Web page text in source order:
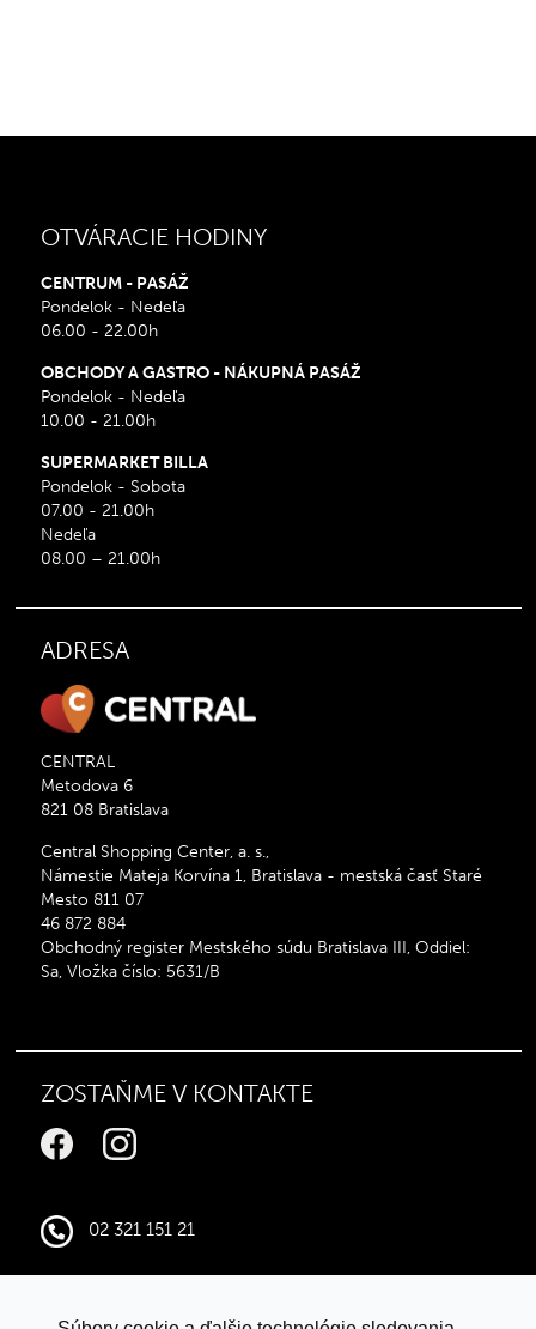
OTVÁRACIE HODINY
CENTRUM - PASÁŽ
Pondelok - Nedeľa
06.00 - 22.00h
OBCHODY A GASTRO - NÁKUPNÁ PASÁŽ
Pondelok - Nedeľa
10.00 - 21.00h
SUPERMARKET BILLA
Pondelok - Sobota
07.00 - 21.00h
Nedeľa
08.00 – 21.00h
ADRESA
CENTRAL
Metodova 6
821 08 Bratislava
Central Shopping Center, a. s.,
Námestie Mateja Korvína 1, Bratislava - mestská časť Staré
Mesto 811 07
46 872 884
Obchodný register Mestského súdu Bratislava III, Oddiel:
Sa, Vložka číslo: 5631/B
ZOSTAŇME V KONTAKTE
02 321 151 21